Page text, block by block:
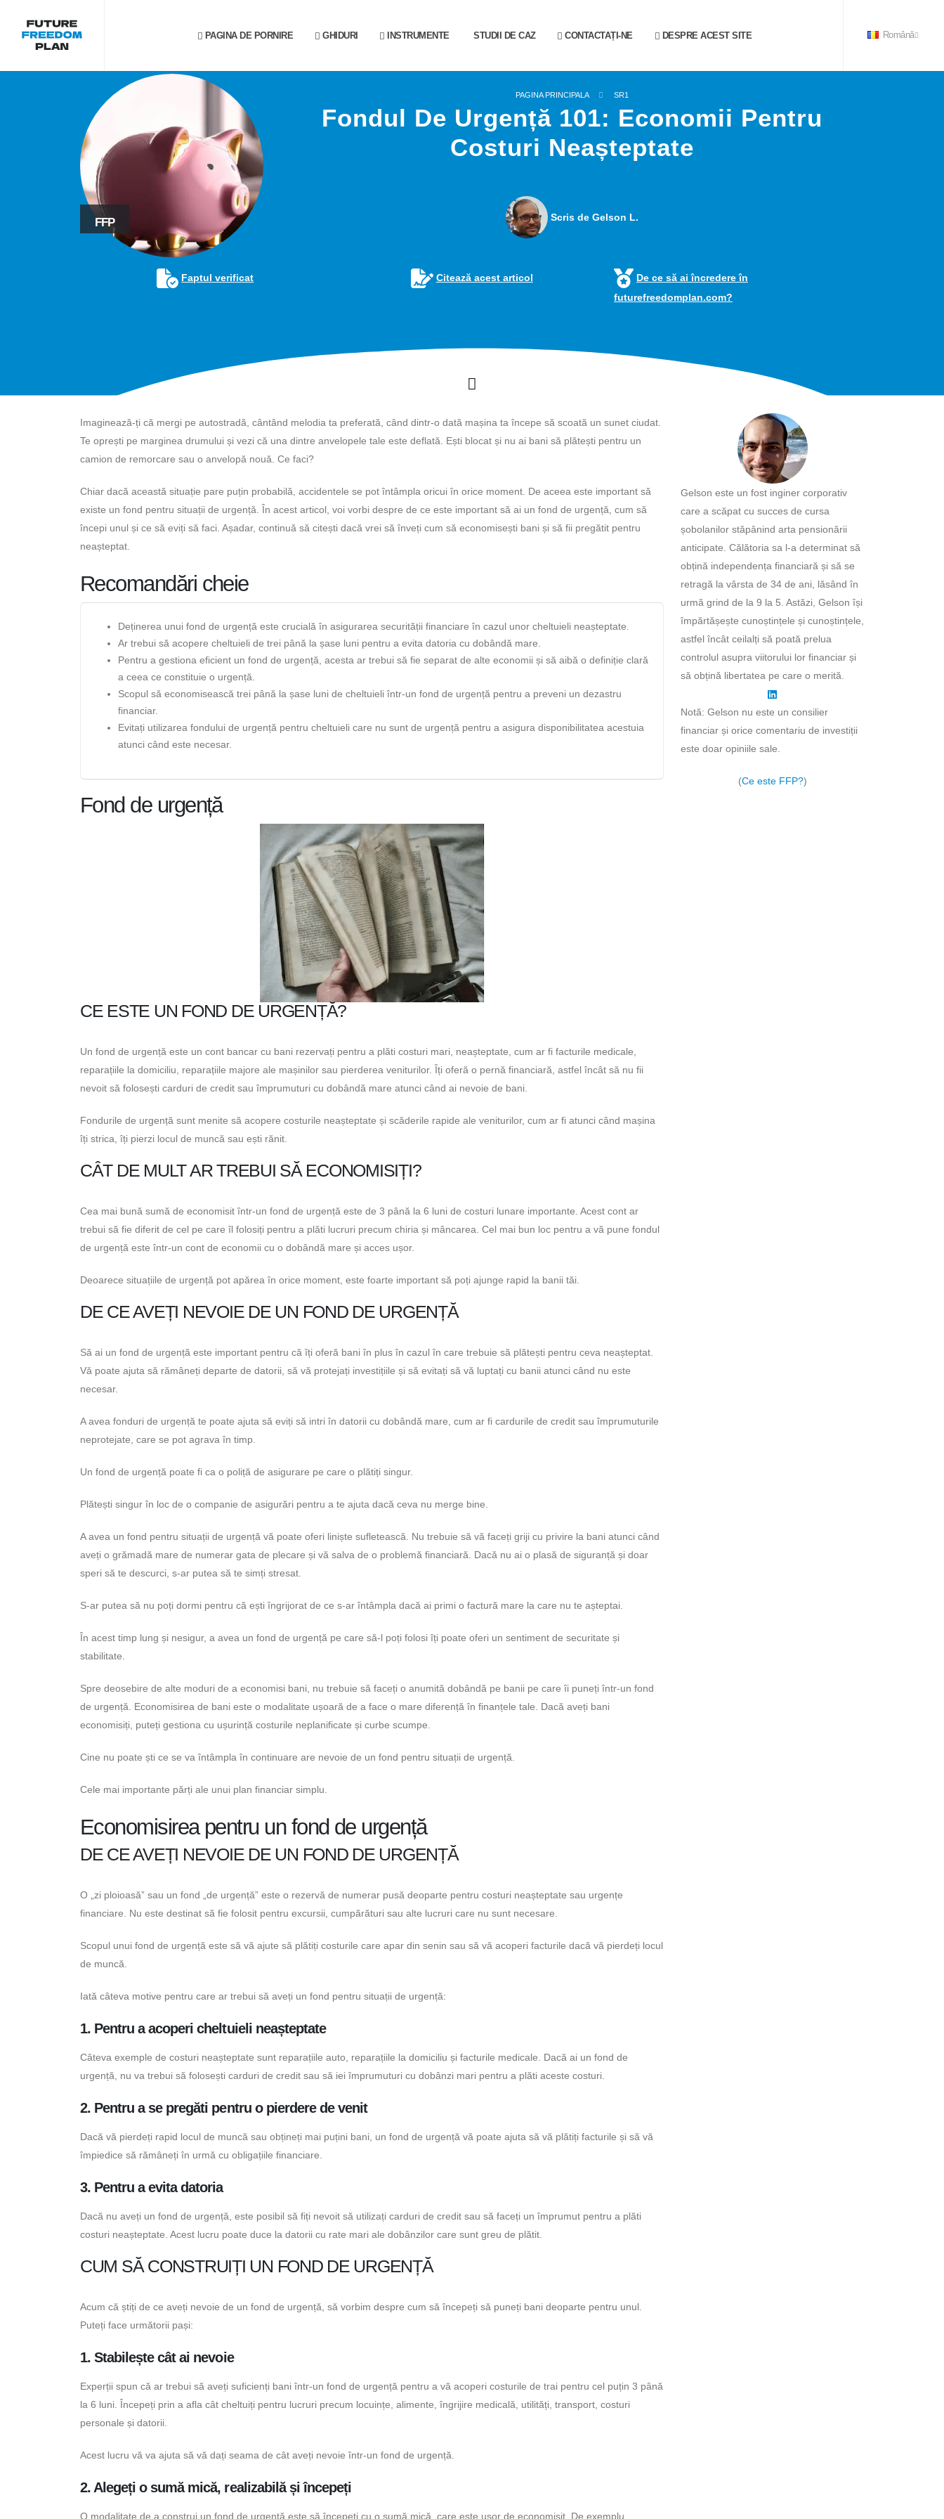
PAGINA DE PORNIRE GHIDURI INSTRUMENTE STUDII DE CAZ CONTACTAȚI-NE DESPRE ACEST SITE Română
FFP
PAGINA PRINCIPALA SR1
Fondul De Urgență 101: Economii Pentru
Costuri Neașteptate
Scris de Gelson L.
Faptul verificat Citează acest articol
De ce să ai încredere în
futurefreedomplan.com?
Imaginează-ți că mergi pe autostradă, cântând melodia ta preferată, când dintr-o dată mașina ta începe să scoată un sunet ciudat.
Te oprești pe marginea drumului și vezi că una dintre anvelopele tale este deflată. Ești blocat și nu ai bani să plătești pentru un
camion de remorcare sau o anvelopă nouă. Ce faci?
Chiar dacă această situație pare puțin probabilă, accidentele se pot întâmpla oricui în orice moment. De aceea este important să
existe un fond pentru situații de urgență. În acest articol, voi vorbi despre de ce este important să ai un fond de urgență, cum să
începi unul și ce să eviți să faci. Așadar, continuă să citești dacă vrei să înveți cum să economisești bani și să fii pregătit pentru
neașteptat.
Recomandări cheie
Deținerea unui fond de urgență este crucială în asigurarea securității financiare în cazul unor cheltuieli neașteptate.
Ar trebui să acopere cheltuieli de trei până la șase luni pentru a evita datoria cu dobândă mare.
Pentru a gestiona eficient un fond de urgență, acesta ar trebui să fie separat de alte economii și să aibă o definiție clară
a ceea ce constituie o urgență.
Scopul să economisească trei până la șase luni de cheltuieli într-un fond de urgență pentru a preveni un dezastru
financiar.
Evitați utilizarea fondului de urgență pentru cheltuieli care nu sunt de urgență pentru a asigura disponibilitatea acestuia
atunci când este necesar.
Fond de urgență
CE ESTE UN FOND DE URGENȚĂ?
Un fond de urgență este un cont bancar cu bani rezervați pentru a plăti costuri mari, neașteptate, cum ar fi facturile medicale,
reparațiile la domiciliu, reparațiile majore ale mașinilor sau pierderea veniturilor. Îți oferă o pernă financiară, astfel încât să nu fii
nevoit să folosești carduri de credit sau împrumuturi cu dobândă mare atunci când ai nevoie de bani.
Fondurile de urgență sunt menite să acopere costurile neașteptate și scăderile rapide ale veniturilor, cum ar fi atunci când mașina
îți strica, îți pierzi locul de muncă sau ești rănit.
CÂT DE MULT AR TREBUI SĂ ECONOMISIȚI?
Cea mai bună sumă de economisit într-un fond de urgență este de 3 până la 6 luni de costuri lunare importante. Acest cont ar
trebui să fie diferit de cel pe care îl folosiți pentru a plăti lucruri precum chiria și mâncarea. Cel mai bun loc pentru a vă pune fondul
de urgență este într-un cont de economii cu o dobândă mare și acces ușor.
Deoarece situațiile de urgență pot apărea în orice moment, este foarte important să poți ajunge rapid la banii tăi.
DE CE AVEȚI NEVOIE DE UN FOND DE URGENȚĂ
Să ai un fond de urgență este important pentru că îți oferă bani în plus în cazul în care trebuie să plătești pentru ceva neașteptat.
Vă poate ajuta să rămâneți departe de datorii, să vă protejați investițiile și să evitați să vă luptați cu banii atunci când nu este
necesar.
A avea fonduri de urgență te poate ajuta să eviți să intri în datorii cu dobândă mare, cum ar fi cardurile de credit sau împrumuturile
neprotejate, care se pot agrava în timp.
Un fond de urgență poate fi ca o poliță de asigurare pe care o plătiți singur.
Plătești singur în loc de o companie de asigurări pentru a te ajuta dacă ceva nu merge bine.
A avea un fond pentru situații de urgență vă poate oferi liniște sufletească. Nu trebuie să vă faceți griji cu privire la bani atunci când
aveți o grămadă mare de numerar gata de plecare și vă salva de o problemă financiară. Dacă nu ai o plasă de siguranță și doar
speri să te descurci, s-ar putea să te simți stresat.
S-ar putea să nu poți dormi pentru că ești îngrijorat de ce s-ar întâmpla dacă ai primi o factură mare la care nu te așteptai.
În acest timp lung și nesigur, a avea un fond de urgență pe care să-l poți folosi îți poate oferi un sentiment de securitate și
stabilitate.
Spre deosebire de alte moduri de a economisi bani, nu trebuie să faceți o anumită dobândă pe banii pe care îi puneți într-un fond
de urgență. Economisirea de bani este o modalitate ușoară de a face o mare diferență în finanțele tale. Dacă aveți bani
economisiți, puteți gestiona cu ușurință costurile neplanificate și curbe scumpe.
Cine nu poate ști ce se va întâmpla în continuare are nevoie de un fond pentru situații de urgență.
Cele mai importante părți ale unui plan financiar simplu.
Economisirea pentru un fond de urgență
DE CE AVEȚI NEVOIE DE UN FOND DE URGENȚĂ
O „zi ploioasă” sau un fond „de urgență” este o rezervă de numerar pusă deoparte pentru costuri neașteptate sau urgențe
financiare. Nu este destinat să fie folosit pentru excursii, cumpărături sau alte lucruri care nu sunt necesare.
Scopul unui fond de urgență este să vă ajute să plătiți costurile care apar din senin sau să vă acoperi facturile dacă vă pierdeți locul
de muncă.
Iată câteva motive pentru care ar trebui să aveți un fond pentru situații de urgență:
1. Pentru a acoperi cheltuieli neașteptate
Câteva exemple de costuri neașteptate sunt reparațiile auto, reparațiile la domiciliu și facturile medicale. Dacă ai un fond de
urgență, nu va trebui să folosești carduri de credit sau să iei împrumuturi cu dobânzi mari pentru a plăti aceste costuri.
2. Pentru a se pregăti pentru o pierdere de venit
Dacă vă pierdeți rapid locul de muncă sau obțineți mai puțini bani, un fond de urgență vă poate ajuta să vă plătiți facturile și să vă
împiedice să rămâneți în urmă cu obligațiile financiare.
3. Pentru a evita datoria
Dacă nu aveți un fond de urgență, este posibil să fiți nevoit să utilizați carduri de credit sau să faceți un împrumut pentru a plăti
costuri neașteptate. Acest lucru poate duce la datorii cu rate mari ale dobânzilor care sunt greu de plătit.
CUM SĂ CONSTRUIȚI UN FOND DE URGENȚĂ
Acum că știți de ce aveți nevoie de un fond de urgență, să vorbim despre cum să începeți să puneți bani deoparte pentru unul.
Puteți face următorii pași:
1. Stabilește cât ai nevoie
Experții spun că ar trebui să aveți suficienți bani într-un fond de urgență pentru a vă acoperi costurile de trai pentru cel puțin 3 până
la 6 luni. Începeți prin a afla cât cheltuiți pentru lucruri precum locuințe, alimente, îngrijire medicală, utilități, transport, costuri
personale și datorii.
Acest lucru vă va ajuta să vă dați seama de cât aveți nevoie într-un fond de urgență.
2. Alegeți o sumă mică, realizabilă și începeți
O modalitate de a construi un fond de urgență este să începeți cu o sumă mică, care este ușor de economisit. De exemplu,
Gelson este un fost inginer corporativ
care a scăpat cu succes de cursa
șobolanilor stăpânind arta pensionării
anticipate. Călătoria sa l-a determinat să
obțină independența financiară și să se
retragă la vârsta de 34 de ani, lăsând în
urmă grind de la 9 la 5. Astăzi, Gelson își
împărtășește cunoștințele și cunoștințele,
astfel încât ceilalți să poată prelua
controlul asupra viitorului lor financiar și
să obțină libertatea pe care o merită.
Notă: Gelson nu este un consilier
financiar și orice comentariu de investiții
este doar opiniile sale.
(Ce este FFP?)